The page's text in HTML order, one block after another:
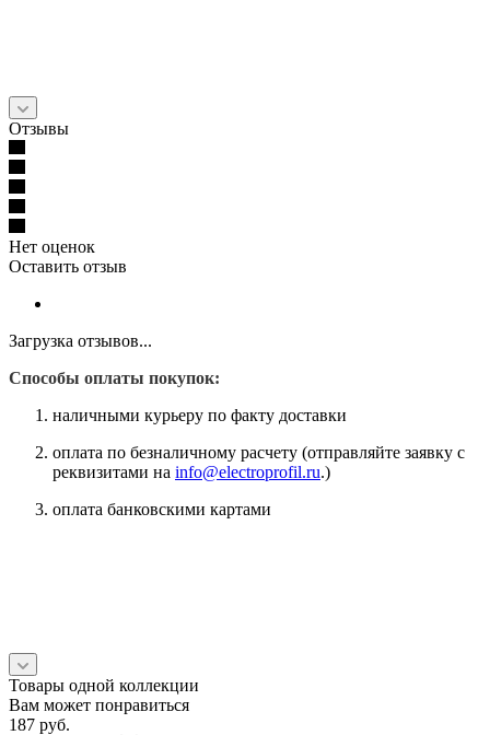
Отзывы
Нет оценок
Оставить отзыв
Загрузка отзывов...
Способы оплаты покупок:
наличными курьеру по факту доставки
оплата по безналичному расчету (отправляйте заявку с
реквизитами на info@electroprofil.ru.)
оплата банковскими картами
Товары одной коллекции
Вам может понравиться
187 руб.